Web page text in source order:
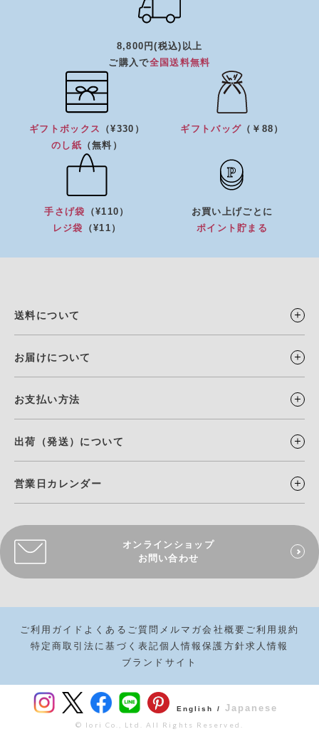
8,800円(税込)以上
ご購入で全国送料無料
ギフトボックス
（¥330）
のし紙 （無料）
ギフトバッグ （￥88）
手さげ袋
（¥110）
レジ袋
（¥11）
お買い上げごとに
ポイント貯まる
送料について
お届けについて
お支払い方法
出荷（発送）について
営業日カレンダー
オンラインショップ
お問い合わせ
ご利用ガイド よくあるご質問 メルマガ会社概要 ご利用規約
特定商取引法に基づく表記個人情報保護方針求人情報
ブランドサイト
English / Japanese
© Iori Co., Ltd. All Rights Reserved.